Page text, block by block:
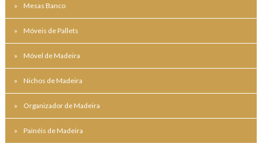
Mesas Banco
Móveis de Pallets
Móvel de Madeira
Nichos de Madeira
Organizador de Madeira
Painéis de Madeira